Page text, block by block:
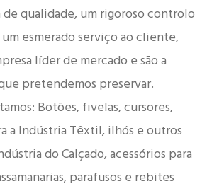
qualidade, um rigoroso controlo
esmerado serviço ao cliente,
líder de mercado e são a
pretendemos preservar.
Botões, fivelas, cursores,
a Indústria Têxtil, ilhós e outros
do Calçado, acessórios para
parafusos e rebites